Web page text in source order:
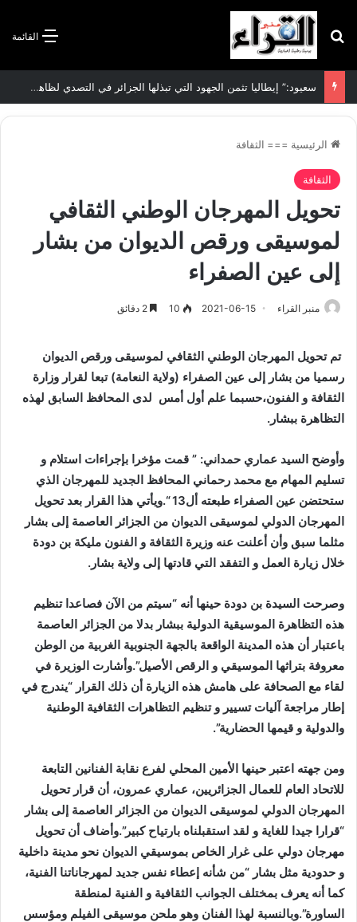
القائمة بحث عن
سعيود:” إيطاليا تثمن الجهود التي تبذلها الجزائر في التصدي لظاهرة الهجرة غير الشرعية”
الرئيسية === الثقافة
الثقافة
تحويل المهرجان الوطني الثقافي
لموسيقى ورقص الديوان من بشار
إلى عين الصفراء
منبر القراء 2021-06-15
10
تم تحويل المهرجان الوطني الثقافي لموسيقى ورقص الديوان
رسميا من بشار إلى عين الصفراء (ولاية النعامة) تبعا لقرار وزارة
الثقافة و الفنون،حسبما علم أول أمس لدى المحافظ السابق لهذه
التظاهرة ببشار.
وأوضح السيد عماري حمداني: ” قمت مؤخرا بإجراءات استلام و
تسليم المهام مع محمد رحماني المحافظ الجديد للمهرجان الذي
ستحتضن عين الصفراء طبعته أل13 “.ويأتي هذا القرار بعد تحويل
المهرجان الدولي لموسيقى الديوان من الجزائر العاصمة إلى بشار
مثلما سبق وأن أعلنت عنه وزيرة الثقافة و الفنون مليكة بن دودة
خلال زيارة العمل و التفقد التي قادتها إلى ولاية بشار.
وصرحت السيدة بن دودة حينها أنه “سيتم من الآن فصاعدا تنظيم
هذه التظاهرة الموسيقية الدولية ببشار بدلا من الجزائر العاصمة
باعتبار أن هذه المدينة الواقعة بالجهة الجنوبية الغربية من الوطن
معروفة بتراثها الموسيقي و الرقص الأصيل”.وأشارت الوزيرة في
لقاء مع الصحافة على هامش هذه الزيارة أن ذلك القرار “يندرج في
إطار مراجعة آليات تسيير و تنظيم التظاهرات الثقافية الوطنية
والدولية و قيمها الحضارية”.
ومن جهته اعتبر حينها الأمين المحلي لفرع نقابة الفنانين التابعة
للاتحاد العام للعمال الجزائريين، عماري عمرون، أن قرار تحويل
المهرجان الدولي لموسيقى الديوان من الجزائر العاصمة إلى بشار
“قرارا جيدا للغاية و لقد استقبلناه بارتياح كبير”.وأضاف أن تحويل
مهرجان دولي على غرار الخاص بموسيقي الديوان نحو مدينة داخلية
و حدودية مثل بشار “من شأنه إعطاء نفس جديد لمهرجاناتنا الفنية،
كما أنه يعرف بمختلف الجوانب الثقافية و الفنية لمنطقة
الساورة”.وبالنسبة لهذا الفنان وهو ملحن موسيقى الفيلم ومؤسس